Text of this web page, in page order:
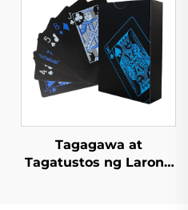
Gilid, Nobela na may
Dust Jacket
Tagagawa at
Tagatustos ng Larong